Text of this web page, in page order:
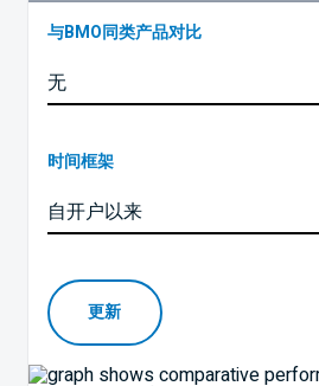
与BMO同类产品对比
时间框架
更新